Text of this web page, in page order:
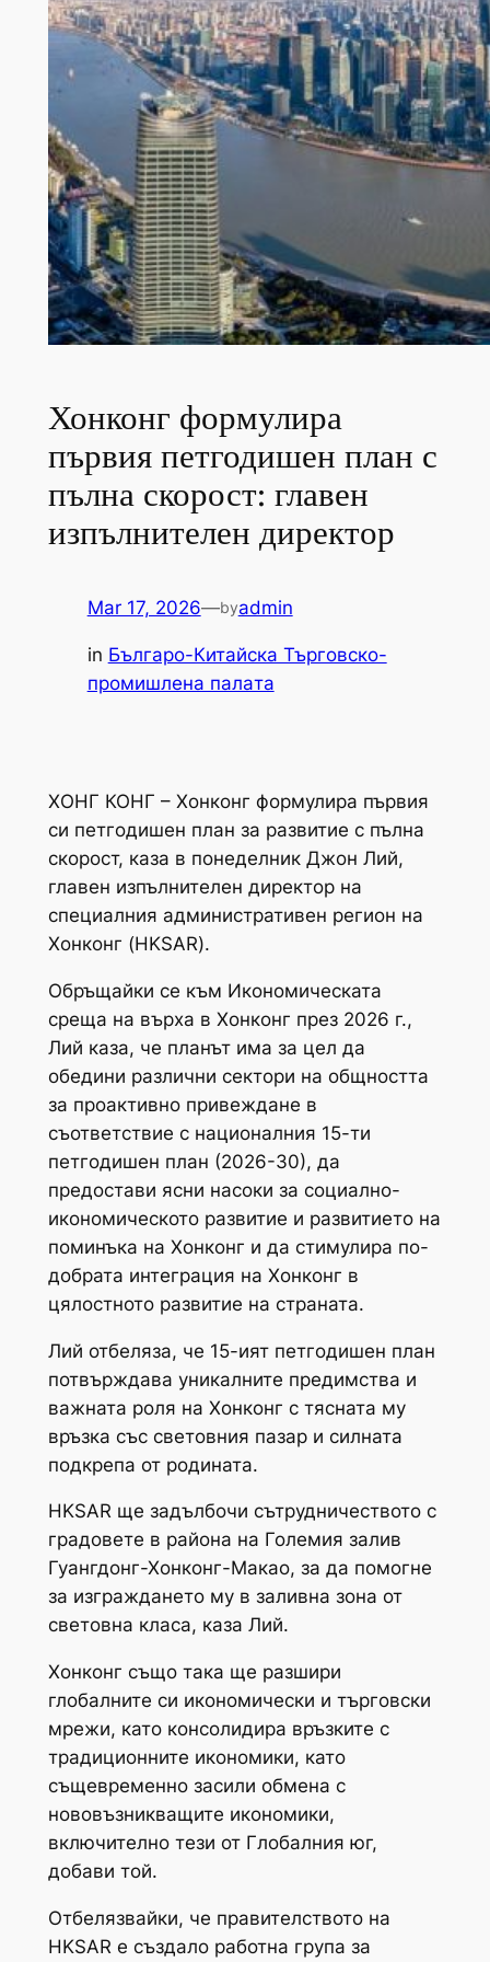
Хонконг формулира
първия петгодишен план с
пълна скорост: главен
изпълнителен директор
Mar 17, 2026—byadmin
in Българо-Китайска Търговско-
промишлена палaта
ХОНГ КОНГ – Хонконг формулира първия
си петгодишен план за развитие с пълна
скорост, каза в понеделник Джон Лий,
главен изпълнителен директор на
специалния административен регион на
Хонконг (HKSAR).
Обръщайки се към Икономическата
среща на върха в Хонконг през 2026 г.,
Лий каза, че планът има за цел да
обедини различни сектори на общността
за проактивно привеждане в
съответствие с националния 15-ти
петгодишен план (2026-30), да
предостави ясни насоки за социално-
икономическото развитие и развитието на
поминъка на Хонконг и да стимулира по-
добрата интеграция на Хонконг в
цялостното развитие на страната.
Лий отбеляза, че 15-ият петгодишен план
потвърждава уникалните предимства и
важната роля на Хонконг с тясната му
връзка със световния пазар и силната
подкрепа от родината.
HKSAR ще задълбочи сътрудничеството с
градовете в района на Големия залив
Гуангдонг-Хонконг-Макао, за да помогне
за изграждането му в заливна зона от
световна класа, каза Лий.
Хонконг също така ще разшири
глобалните си икономически и търговски
мрежи, като консолидира връзките с
традиционните икономики, като
същевременно засили обмена с
нововъзникващите икономики,
включително тези от Глобалния юг,
добави той.
Отбелязвайки, че правителството на
HKSAR е създало работна група за